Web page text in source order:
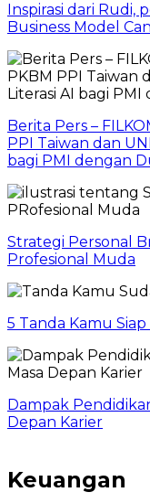
Inspirasi dari Rudi,
Business Model
Berita Pers –
PPI Taiwan dan
bagi PMI dengan
Strategi Personal
Profesional Muda
5 Tanda Kamu
Dampak
Depan Karier
Keuangan